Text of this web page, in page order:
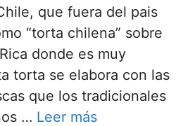
que fuera del pais
“torta chilena” sobre
donde es muy
torta se elabora con las
que los tradicionales
… Leer más